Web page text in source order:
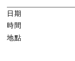
日期
時間
地點